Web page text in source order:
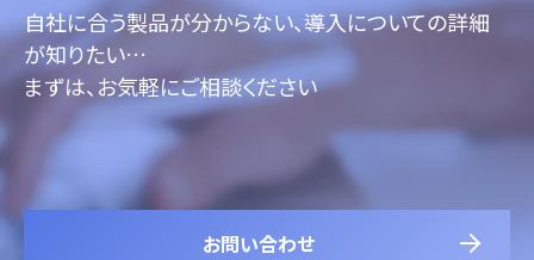
自社に合う製品が分からない、導入についての詳細
が知りたい…
まずは、お気軽にご相談ください
お問い合わせ